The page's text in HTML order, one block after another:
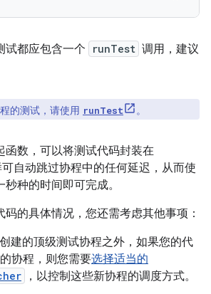
试都应包含一个 runTest 调用，建议
的测试，请使用 runTest 。
函数，可以将测试代码封装在
自动跳过协程中的任何延迟，从而使
种的时间即可完成。
的具体情况，您还需考虑其他事项：
创建的顶级测试协程之外，如果您的代
协程，则您需要选择适当的
，以控制这些新协程的调度方式。